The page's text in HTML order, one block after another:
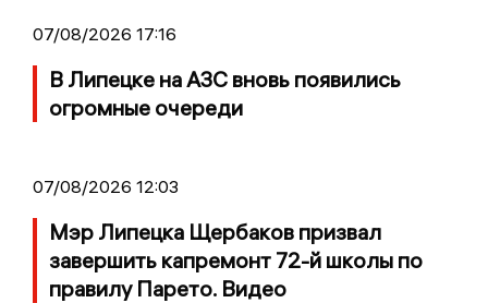
07/08/2026 17:16
В Липецке на АЗС вновь появились
огромные очереди
07/08/2026 12:03
Мэр Липецка Щербаков призвал
завершить капремонт 72-й школы по
правилу Парето. Видео